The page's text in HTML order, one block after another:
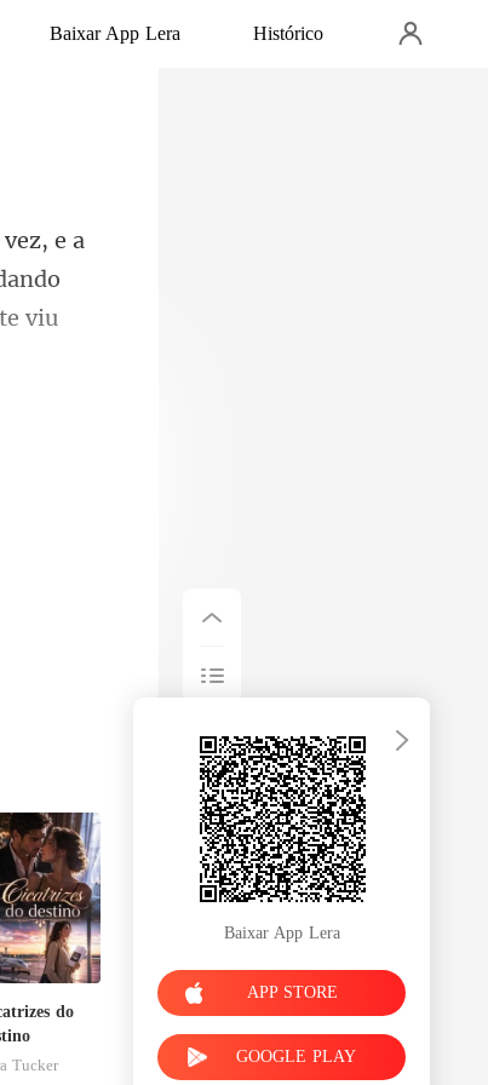
Baixar App Lera Histórico
do
Tucker
Baixar App Lera
APP STORE
GOOGLE PLAY